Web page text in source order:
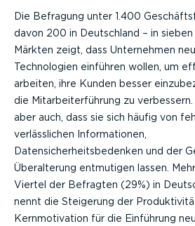
Die Befragung unter 1.400
davon 200 in Deutschland – in sieben
Märkten zeigt, dass Unternehmen
Technologien einführen wollen, um
arbeiten, ihre Kunden besser
die Mitarbeiterführung zu
aber auch, dass sie sich häufig von
verlässlichen Informationen,
Datensicherheitsbedenken und der
Überalterung entmutigen lassen.
Viertel der Befragten (29%) in
nennt die Steigerung der
Kernmotivation für die Einführung